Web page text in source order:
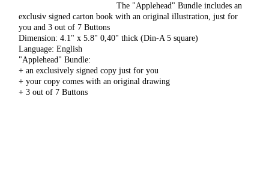
The "Applehead" Bundle includes an
exclusiv signed carton book with an original illustration, just for
you and 3 out of 7 Buttons
Dimension: 4.1" x 5.8" 0,40" thick (Din-A 5 square)
Language: English
"Applehead" Bundle:
+ an exclusively signed copy just for you
+ your copy comes with an original drawing
+ 3 out of 7 Buttons